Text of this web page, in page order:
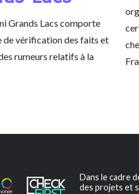
Grands Lacs comporte
de vérification des faits et
rumeurs relatifs à la
Dans le cadre
des projets et